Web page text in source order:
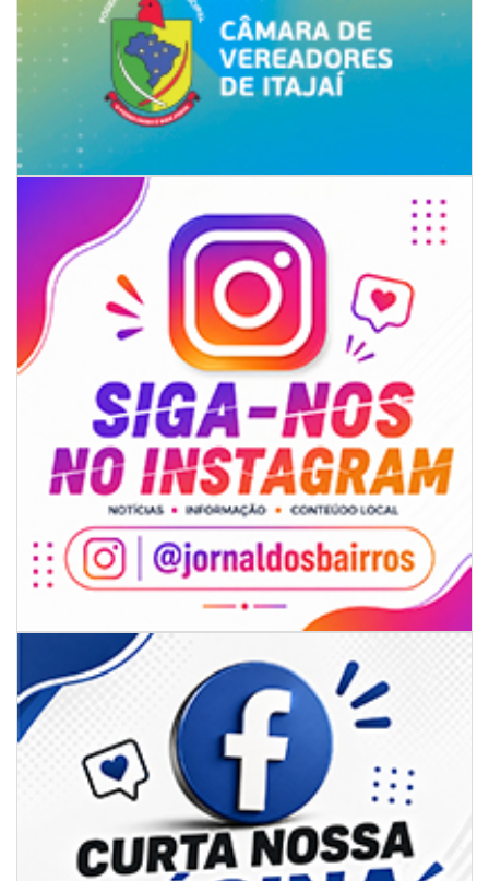
07/08/2026 | 07:00
Itapema se destaca no IDEB e conquista melhor resultado da região
BALNEÁRIO PIÇARRAS
07/08/2026 | 07:00
Sala do Empreendedor divulga agenda de capacitações e consultorias
gratuitas para agosto em Balneário Piçarras
NAVEGANTES